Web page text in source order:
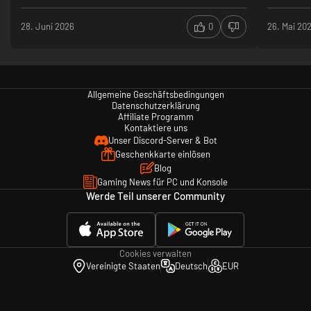
* Online-Zugriff für Multiplayer-Modus erforderlich.+
28. Juni 2026 0 26. Mai
Allgemeine Geschäftsbedingungen
Datenschutzerklärung
Affiliate Programm
Kontaktiere uns
Unser Discord-Server & Bot
Geschenkkarte einlösen
Blog
Gaming News für PC und Konsole
Werde Teil unserer Community
Cookies verwalten
Vereinigte Staaten
Deutsch EUR